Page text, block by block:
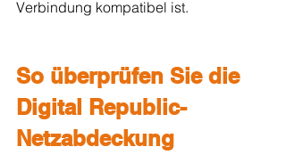
Verbindung kompatibel ist.
So überprüfen Sie die
Digital Republic-
Netzabdeckung